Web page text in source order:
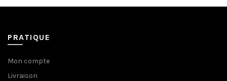
PRATIQUE
Mon compte
Livraison